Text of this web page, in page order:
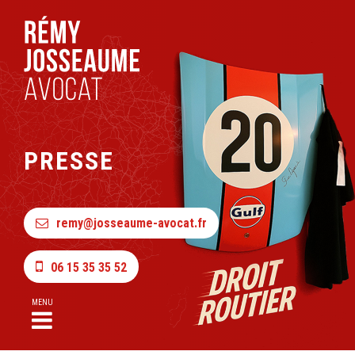
PRESSE
remy@josseaume-avocat.fr
06 15 35 35 52
MENU